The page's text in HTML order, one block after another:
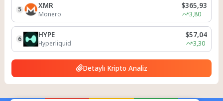
5 XMR
Monero
$365,93
3,80
6 HYPE
Hyperliquid
$57,04
3,30
Detaylı Kripto Analiz